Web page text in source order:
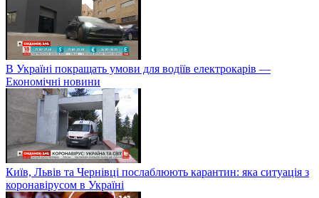
В Україні покращать умови для водіїв електрокарів —
Економічні новини
Київ, Львів та Чернівці послаблюють карантин: яка ситуація з
коронавірусом в Україні